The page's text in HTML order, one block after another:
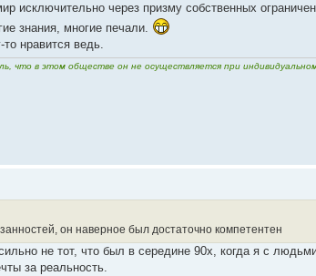
исключительно через призму собственных
знания, многие печали.
нравится ведь.
что в этом обществе он не осуществляется при
он наверное был достаточно компетентен
не тот, что был в середине 90х, когда я с
за реальность.